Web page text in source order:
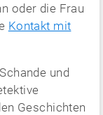
oder die Frau
Kontakt mit
und
Geschichten